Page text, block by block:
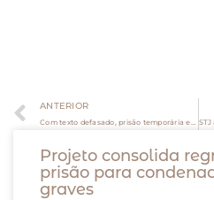
ANTERIOR
Projeto consolida
prisão para
graves